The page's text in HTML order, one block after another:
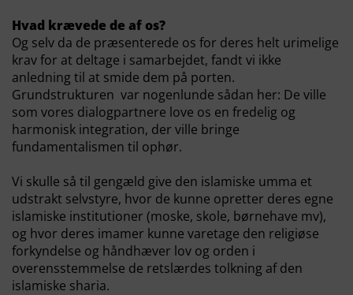
Hvad krævede de af os?
Og selv da de præsenterede os for deres helt urimelige
krav for at deltage i samarbejdet, fandt vi ikke
anledning til at smide dem på porten.
Grundstrukturen var nogenlunde sådan her: De ville
som vores dialogpartnere love os en fredelig og
harmonisk integration, der ville bringe
fundamentalismen til ophør.
Vi skulle så til gengæld give den islamiske umma et
udstrakt selvstyre, hvor de kunne opretter deres egne
islamiske institutioner (moske, skole, børnehave mv),
og hvor deres imamer kunne varetage den religiøse
forkyndelse og håndhæver lov og orden i
overensstemmelse de retslærdes tolkning af den
islamiske sharia.